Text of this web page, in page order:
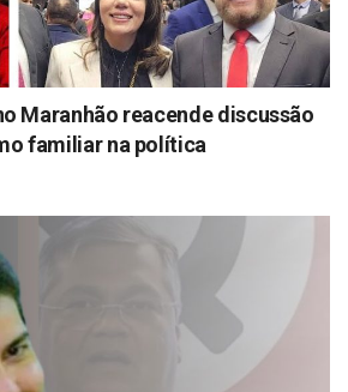
Maranhão reacende discussão
familiar na política